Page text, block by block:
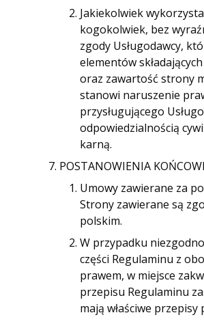
Jakiekolwiek
kogokolwiek, bez
zgody Usługodawcy,
elementów
oraz zawartość strony
stanowi naruszenie
przysługującego
odpowiedzialnością
karną.
POSTANOWIENIA
Umowy zawierane za
Strony zawierane są
polskim.
W przypadku
części Regulaminu z
prawem, w miejsce
przepisu Regulaminu
mają właściwe